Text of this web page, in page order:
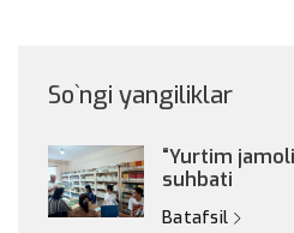
So`ngi yangiliklar
“Yurtim
suhbati
Batafsil